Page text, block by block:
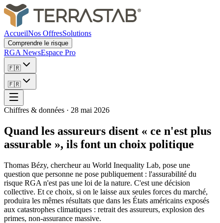
AccueilNos OffresSolutions
Comprendre le risque
RGA NewsEspace Pro
🇫🇷
🇫🇷
Chiffres & données · 28 mai 2026
Quand les assureurs disent « ce n'est plus
assurable », ils font un choix politique
Thomas Bézy, chercheur au World Inequality Lab, pose une
question que personne ne pose publiquement : l'assurabilité du
risque RGA n'est pas une loi de la nature. C'est une décision
collective. Et ce choix, si on le laisse aux seules forces du marché,
produira les mêmes résultats que dans les États américains exposés
aux catastrophes climatiques : retrait des assureurs, explosion des
primes, non-assurance massive.